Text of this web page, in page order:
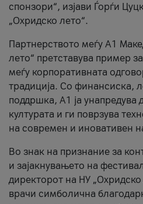
спонзори“, изјави Ѓорѓи
„Охридско лето“.
Партнерството меѓу A1
лето“ претставува пример
меѓу корпоративната
традиција. Со финансиска,
поддршка, A1 ја унапредува
културата и ги поврзува
на современ и иновативен
Во знак на признание за
и зајакнувањето на
директорот на НУ
врачи симболична